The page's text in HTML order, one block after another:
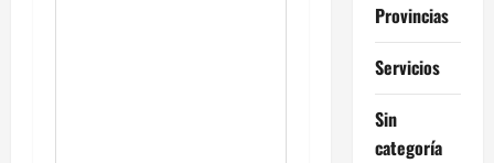
Provincias
Servicios
Sin
categoría